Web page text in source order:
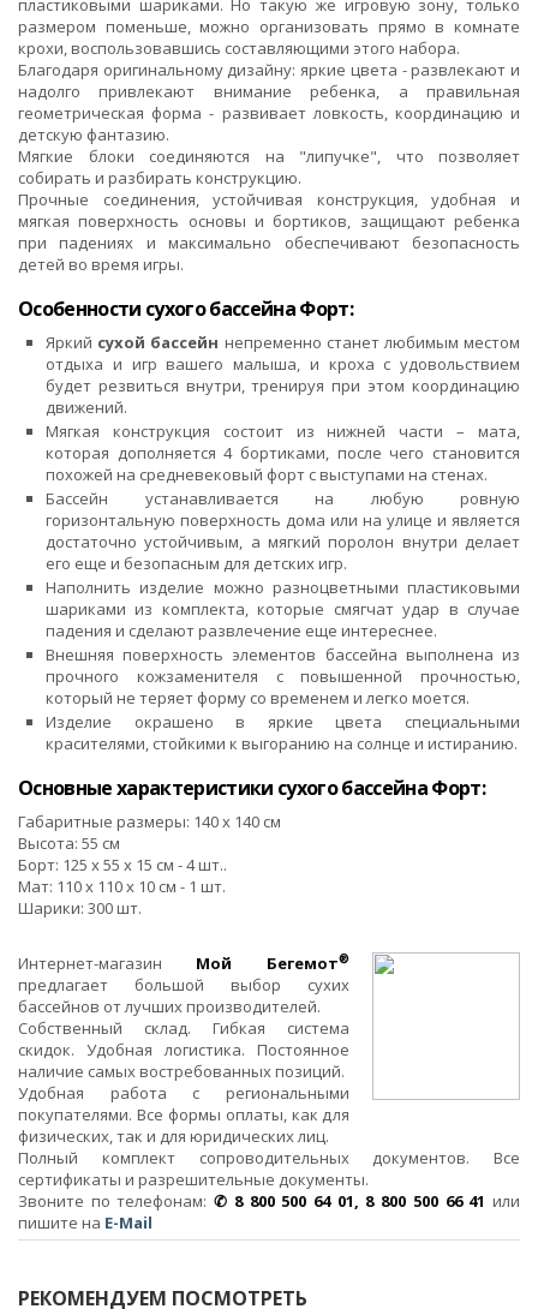
пластиковыми шариками. Но такую же игровую зону, только
размером поменьше, можно организовать прямо в комнате
крохи, воспользовавшись составляющими этого набора.
Благодаря оригинальному дизайну: яркие цвета - развлекают и
надолго привлекают внимание ребенка, а правильная
геометрическая форма - развивает ловкость, координацию и
детскую фантазию.
Мягкие блоки соединяются на "липучке", что позволяет
собирать и разбирать конструкцию.
Прочные соединения, устойчивая конструкция, удобная и
мягкая поверхность основы и бортиков, защищают ребенка
при падениях и максимально обеспечивают безопасность
детей во время игры.
Особенности сухого бассейна Форт:
Яркий сухой бассейн непременно станет любимым местом
отдыха и игр вашего малыша, и кроха с удовольствием
будет резвиться внутри, тренируя при этом координацию
движений.
Мягкая конструкция состоит из нижней части – мата,
которая дополняется 4 бортиками, после чего становится
похожей на средневековый форт с выступами на стенах.
Бассейн устанавливается на любую ровную
горизонтальную поверхность дома или на улице и является
достаточно устойчивым, а мягкий поролон внутри делает
его еще и безопасным для детских игр.
Наполнить изделие можно разноцветными пластиковыми
шариками из комплекта, которые смягчат удар в случае
падения и сделают развлечение еще интереснее.
Внешняя поверхность элементов бассейна выполнена из
прочного кожзаменителя с повышенной прочностью,
который не теряет форму со временем и легко моется.
Изделие окрашено в яркие цвета специальными
красителями, стойкими к выгоранию на солнце и истиранию.
Основные характеристики сухого бассейна Форт:
Габаритные размеры: 140 x 140 см
Высота: 55 см
Борт: 125 х 55 х 15 см - 4 шт..
Мат: 110 х 110 х 10 см - 1 шт.
Шарики: 300 шт.
Интернет-магазин Мой Бегемот®
предлагает большой выбор сухих
бассейнов от лучших производителей.
Собственный склад. Гибкая система
скидок. Удобная логистика. Постоянное
наличие самых востребованных позиций.
Удобная работа с региональными
покупателями. Все формы оплаты, как для
физических, так и для юридических лиц.
Полный комплект сопроводительных документов. Все
сертификаты и разрешительные документы.
Звоните по телефонам:✆ 8 800 500 64 01, 8 800 500 66 41 или
пишите на E-Mail
РЕКОМЕНДУЕМ ПОСМОТРЕТЬ